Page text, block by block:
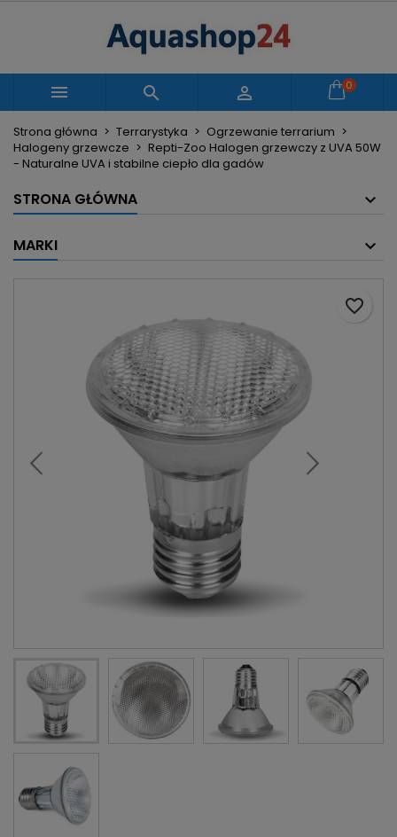
   0
Strona główna Terrarystyka
Ogrzewanie terrarium
Halogeny grzewcze
Repti-Zoo Halogen grzewczy z UVA 50W
- Naturalne UVA i stabilne ciepło dla gadów
STRONA GŁÓWNA
MARKI
favorite_border
Moje listy życzeń
add_circle_outline Utwórz nową listę
Utwórz listę życzeń
Nazwa listy życzeń
Anuluj
Zaloguj się
Musisz być zalogowany by zapisać produkty na
swojej liście życzeń.
Anuluj Zaloguj się